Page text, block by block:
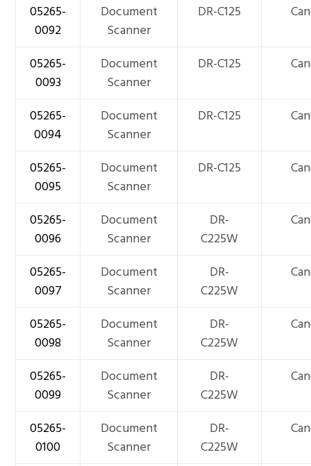
05265-
0092
Document
Scanner
DR-C125
05265-
0093
Document
Scanner
DR-C125
05265-
0094
Document
Scanner
DR-C125
05265-
0095
Document
Scanner
DR-C125
05265-
0096
Document
Scanner
DR-
C225W
05265-
0097
Document
Scanner
DR-
C225W
05265-
0098
Document
Scanner
DR-
C225W
05265-
0099
Document
Scanner
DR-
C225W
05265-
0100
Document
Scanner
DR-
C225W